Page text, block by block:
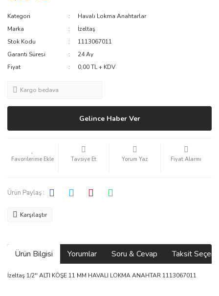
Kategori
Havalı Lokma Anahtarlar
Marka
İzeltaş
Stok Kodu
1113067011
Garanti Süresi
24 Ay
Fiyat
0,00 TL + KDV
Kargo bedava
Gelince Haber Ver
Tavsiye Et Yorum Yaz Fiyat Alarmı
Ürün Paylaş :
Karşılaştır
Ürün Bilgisi Yorumlar Soru & Cevap Taksit
İzeltaş 1/2'' ALTI KÖŞE 11 MM HAVALI LOKMA ANAHTAR 1113067011